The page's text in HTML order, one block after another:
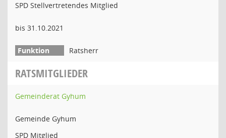
SPD Stellvertretendes Mitglied
bis 31.10.2021
Ratsherr
RATSMITGLIEDER
Gemeinderat Gyhum
Gemeinde Gyhum
SPD Mitglied